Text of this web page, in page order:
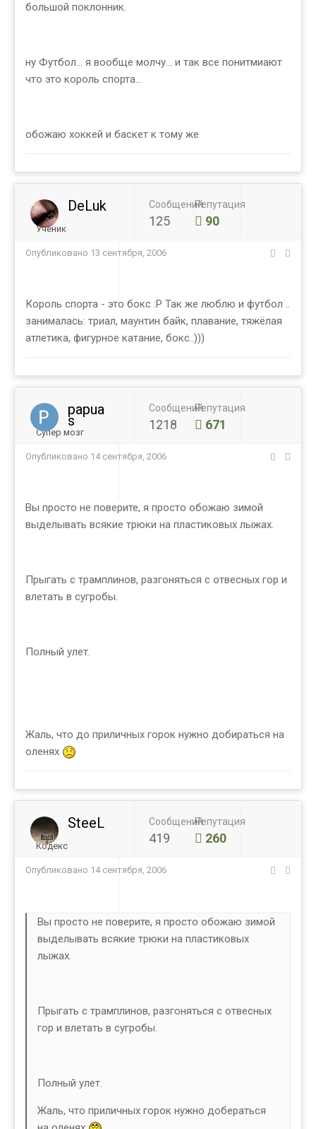
большой поклонник.
ну Футбол... я вообще молчу... и так все понитмиают
что это король спорта...
обожаю хоккей и баскет к тому же
DeLuk
Ученик
Сообщений
125
Репутация
90
Опубликовано 13 сентября, 2006
Король спорта - это бокс :Р Так же люблю и футбол ..
занималась: триал, маунтин байк, плавание, тяжёлая
атлетика, фигурное катание, бокс..)))
papua
s
Супер мозг
Сообщений
1218
Репутация
671
Опубликовано 14 сентября, 2006
Вы просто не поверите, я просто обожаю зимой
выделывать всякие трюки на пластиковых лыжах.
Прыгать с трамплинов, разгоняться с отвесных гор и
влетать в сугробы.
Полный улет.
Жаль, что до приличных горок нужно добираться на
оленях
SteeL
Кодекс
Сообщений
419
Репутация
260
Опубликовано 14 сентября, 2006
Вы просто не поверите, я просто обожаю зимой
выделывать всякие трюки на пластиковых
лыжах.
Прыгать с трамплинов, разгоняться с отвесных
гор и влетать в сугробы.
Полный улет.
Жаль, что приличных горок нужно добераться